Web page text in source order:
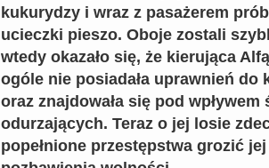
kukurydzy i wraz z pasażerem
ucieczki pieszo. Oboje zostali
wtedy okazało się, że kierująca
ogóle nie posiadała uprawnień do
oraz znajdowała się pod wpływem
odurzających. Teraz o jej losie
popełnione przestępstwa grozić